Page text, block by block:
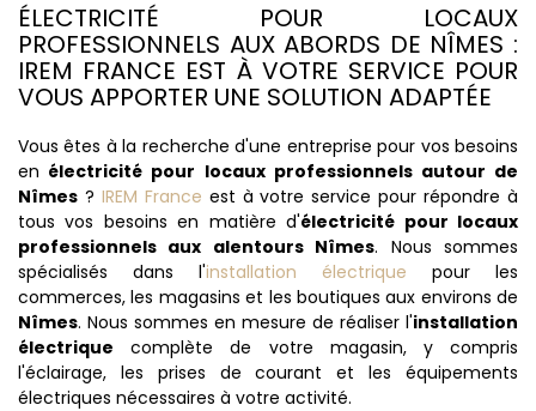
ÉLECTRICITÉ POUR LOCAUX
PROFESSIONNELS AUX ABORDS DE NÎMES :
IREM FRANCE EST À VOTRE SERVICE POUR
VOUS APPORTER UNE SOLUTION ADAPTÉE
Vous êtes à la recherche d'une entreprise pour vos besoins
en électricité pour locaux professionnels autour de
Nîmes ? IREM France est à votre service pour répondre à
tous vos besoins en matière d'électricité pour locaux
professionnels aux alentours Nîmes. Nous sommes
spécialisés dans l'installation électrique pour les
commerces, les magasins et les boutiques aux environs de
Nîmes. Nous sommes en mesure de réaliser l'installation
électrique complète de votre magasin, y compris
l'éclairage, les prises de courant et les équipements
électriques nécessaires à votre activité.